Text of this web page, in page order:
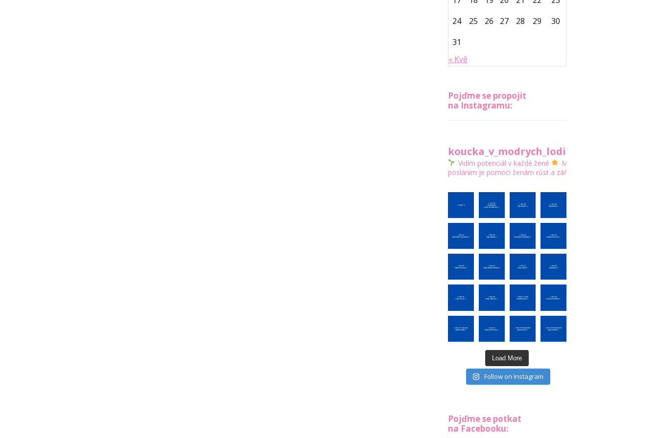
24
25 26 27 28 29
30
31
« Kvě
Pojďme se propojit
na Instagramu:
koucka_v_modrych_lodickach
Vidím potenciál v každé ženě
Mým
posláním je pomoci ženám růst a zářit
Load More
Follow on Instagram
Pojďme se potkat
na Facebooku: